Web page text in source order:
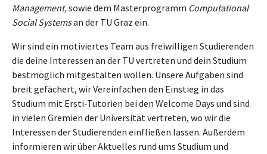
Management,sowie dem Masterprogramm Computational
Social Systemsan der TU Graz ein.
Wir sind ein motiviertes Team aus freiwilligen Studierenden
die deine Interessen an der TU vertreten und dein Studium
bestmöglich mitgestalten wollen. Unsere Aufgaben sind
breit gefächert, wir Vereinfachen den Einstieg in das
Studium mit Ersti-Tutorien bei den Welcome Days und sind
in vielen Gremien der Universität vertreten, wo wir die
Interessen der Studierenden einfließen lassen. Außerdem
informieren wir über Aktuelles rund ums Studium und